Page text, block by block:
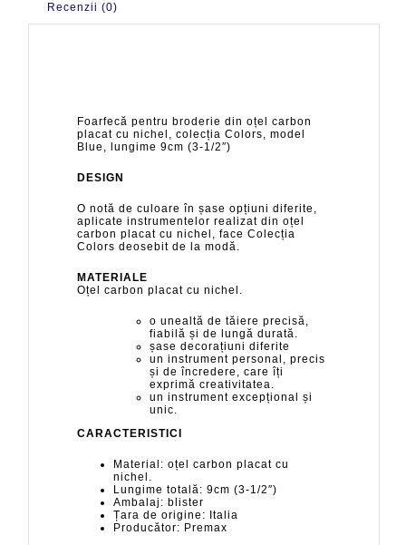
Recenzii (0)
Foarfecă pentru broderie din oțel carbon
placat cu nichel, colecția Colors, model
Blue, lungime 9cm (3-1/2″)
DESIGN
O notă de culoare în șase opțiuni diferite,
aplicate instrumentelor realizat din oțel
carbon placat cu nichel, face Colecția
Colors deosebit de la modă.
MATERIALE
Oțel carbon placat cu nichel.
o unealtă de tăiere precisă,
fiabilă și de lungă durată.
șase decorațiuni diferite
un instrument personal, precis
și de încredere, care îți
exprimă creativitatea.
un instrument excepțional și
unic.
CARACTERISTICI
Material: oțel carbon placat cu
nichel.
Lungime totală: 9cm (3-1/2″)
Ambalaj: blister
Țara de origine: Italia
Producător: Premax